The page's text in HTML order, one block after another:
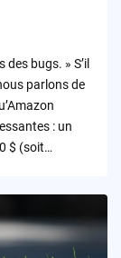
bugs. » S’il
parlons de
: un
$ (soit…